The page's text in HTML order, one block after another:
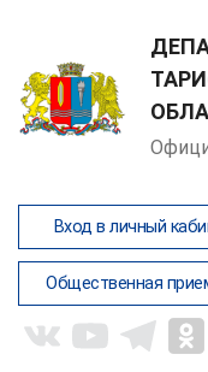
Вход в личный
Общественная